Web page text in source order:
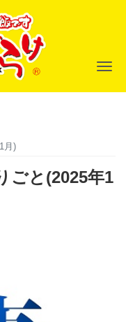
ナ
月)
ごと(2025年1